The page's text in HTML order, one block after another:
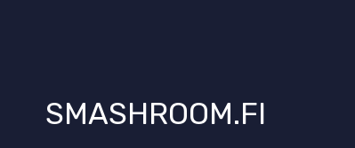
SMASHROOM.FI